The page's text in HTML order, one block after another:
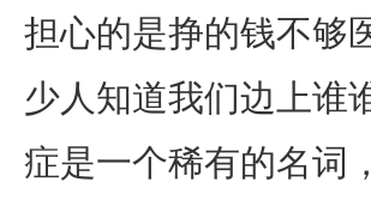
担心的是挣的钱不够
少人知道我们边上谁
症是一个稀有的名词